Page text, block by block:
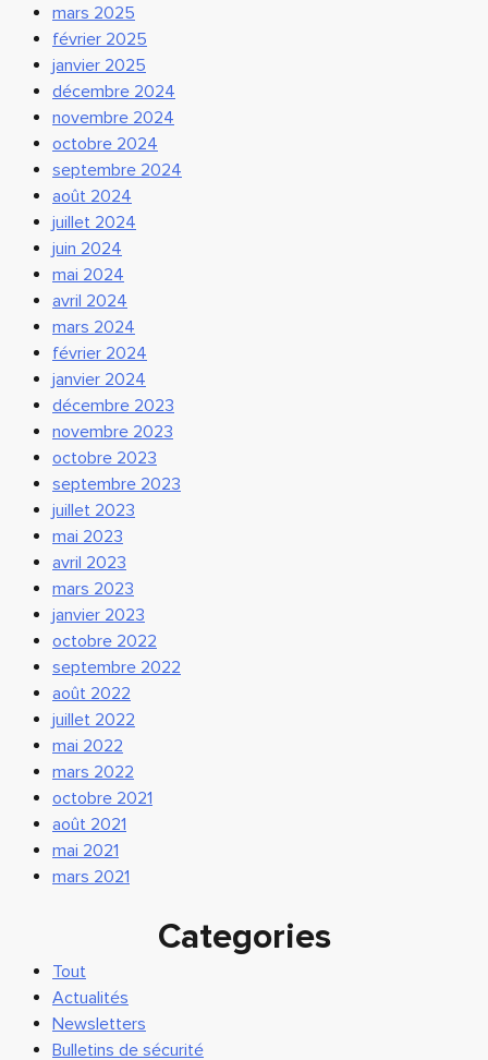
mars 2025
février 2025
janvier 2025
décembre 2024
novembre 2024
octobre 2024
septembre 2024
août 2024
juillet 2024
juin 2024
mai 2024
avril 2024
mars 2024
février 2024
janvier 2024
décembre 2023
novembre 2023
octobre 2023
septembre 2023
juillet 2023
mai 2023
avril 2023
mars 2023
janvier 2023
octobre 2022
septembre 2022
août 2022
juillet 2022
mai 2022
mars 2022
octobre 2021
août 2021
mai 2021
mars 2021
Categories
Tout
Actualités
Newsletters
Bulletins de sécurité